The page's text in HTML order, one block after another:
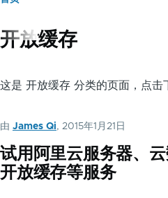
面
包
屑
开放缓存
这是 开放缓存 分类的页面，点击
由 James Qi, 2015年1月21日
试用阿里云服务器、云
开放缓存等服务